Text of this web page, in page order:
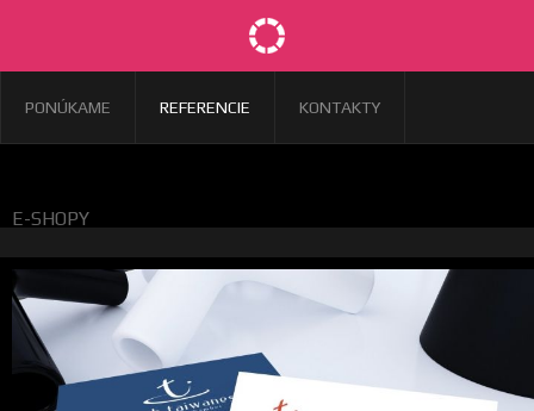
PONÚKAME REFERENCIE KONTAKTY
E-SHOPY